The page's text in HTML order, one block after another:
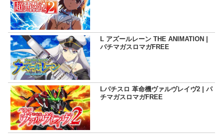
L アズールレーン THE ANIMATION |
パチマガスロマガFREE
Lパチスロ 革命機ヴァルヴレイヴ2 | パ
チマガスロマガFREE